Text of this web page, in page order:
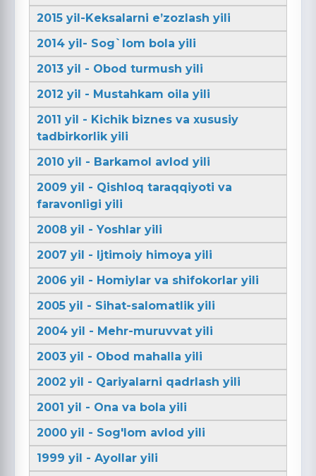
2015 yil-Keksalarni e’zozlash yili
2014 yil- Sog`lom bola yili
2013 yil - Obod turmush yili
2012 yil - Mustahkam oila yili
2011 yil - Kichik biznes va xususiy
tadbirkorlik yili
2010 yil - Barkamol avlod yili
2009 yil - Qishloq taraqqiyoti va
faravonligi yili
2008 yil - Yoshlar yili
2007 yil - Ijtimoiy himoya yili
2006 yil - Homiylar va shifokorlar yili
2005 yil - Sihat-salomatlik yili
2004 yil - Mehr-muruvvat yili
2003 yil - Obod mahalla yili
2002 yil - Qariyalarni qadrlash yili
2001 yil - Ona va bola yili
2000 yil - Sog'lom avlod yili
1999 yil - Ayollar yili